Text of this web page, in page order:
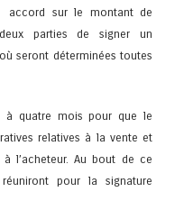
accord sur le montant de
parties de signer un
seront déterminées toutes
à quatre mois pour que le
relatives à la vente et
l’acheteur. Au bout de ce
pour la signature